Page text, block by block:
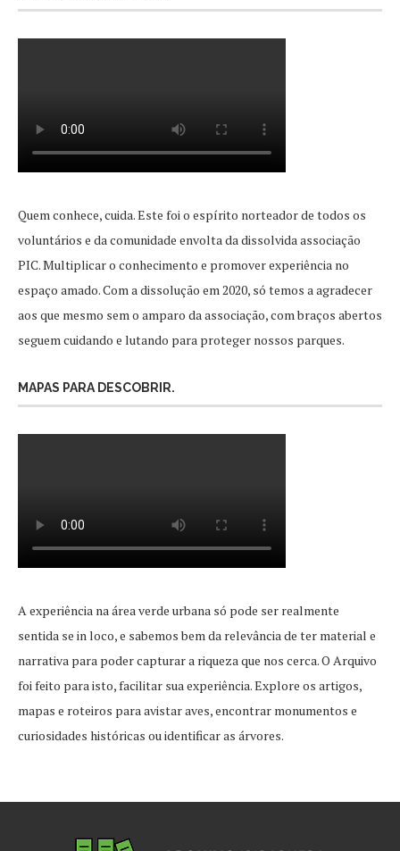
Quem conhece, cuida. Este foi o espírito norteador de todos os
voluntários e da comunidade envolta da dissolvida associação
PIC. Multiplicar o conhecimento e promover experiência no
espaço amado. Com a dissolução em 2020, só temos a agradecer
aos que mesmo sem o amparo da associação, com braços abertos
seguem cuidando e lutando para proteger nossos parques.
MAPAS PARA DESCOBRIR.
A experiência na área verde urbana só pode ser realmente
sentida se in loco, e sabemos bem da relevância de ter material e
narrativa para poder capturar a riqueza que nos cerca. O Arquivo
foi feito para isto, facilitar sua experiência. Explore os artigos,
mapas e roteiros para avistar aves, encontrar monumentos e
curiosidades históricas ou identificar as árvores.